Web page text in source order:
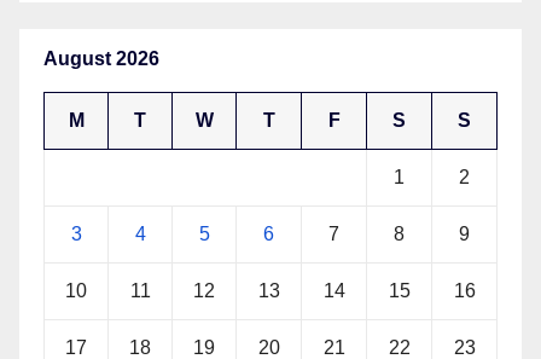
August 2026
M T W T F S S
1 2
3 4 5 6 7 8 9
10 11 12 13 14 15 16
17 18 19 20 21 22 23